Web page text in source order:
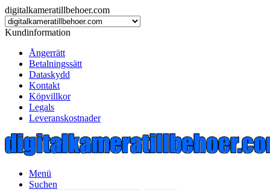
digitalkameratillbehoer.com
Kundinformation
Ångerrätt
Betalningssätt
Dataskydd
Kontakt
Köpvillkor
Legals
Leveranskostnader
Menü
Suchen